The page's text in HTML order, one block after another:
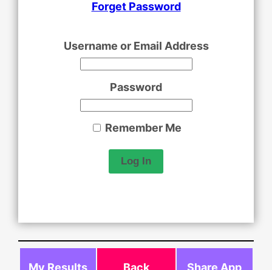
Forget Password
Username or Email Address
Password
Remember Me
My Results Back Share App